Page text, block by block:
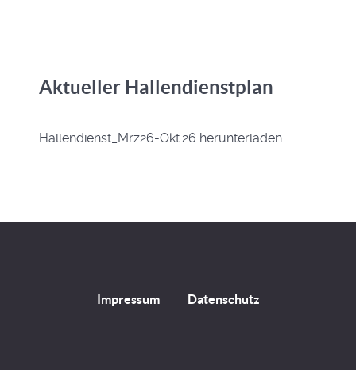
Aktueller Hallendienstplan
Hallendienst_Mrz26-Okt.26 herunterladen
Impressum Datenschutz